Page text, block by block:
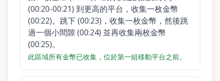
(00:20-00:21) 到更高的平台，收集一枚金幣
(00:22)。跳下 (00:23)，收集一枚金幣，然後跳
過一個小間隙 (00:24) 並再收集兩枚金幣
(00:25)。
此區域所有金幣已收集，位於第一組移動平台之前。